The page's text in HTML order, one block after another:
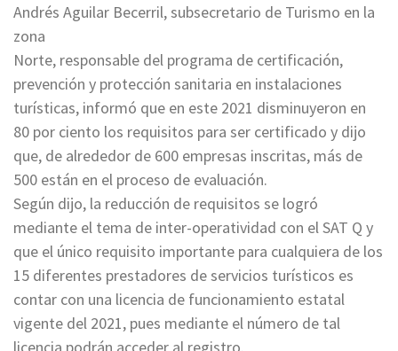
Andrés Aguilar Becerril, subsecretario de Turismo en la
zona
Norte, responsable del programa de certificación,
prevención y protección sanitaria en instalaciones
turísticas, informó que en este 2021 disminuyeron en
80 por ciento los requisitos para ser certificado y dijo
que, de alrededor de 600 empresas inscritas, más de
500 están en el proceso de evaluación.
Según dijo, la reducción de requisitos se logró
mediante el tema de inter-operatividad con el SAT Q y
que el único requisito importante para cualquiera de los
15 diferentes prestadores de servicios turísticos es
contar con una licencia de funcionamiento estatal
vigente del 2021, pues mediante el número de tal
licencia podrán acceder al registro.